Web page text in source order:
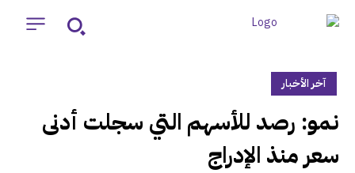
آخر الأخبار
‏نمو: رصد للأسهم التي سجلت أدنى
سعر منذ الإدراج